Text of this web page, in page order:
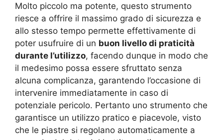
Molto piccolo ma potente, questo strumento
riesce a offrire il massimo grado di sicurezza e
allo stesso tempo permette effettivamente di
poter usufruire di un buon livello di praticità
durante l’utilizzo, facendo dunque in modo che
il medesimo possa essere sfruttato senza
alcuna complicanza, garantendo l’occasione di
intervenire immediatamente in caso di
potenziale pericolo. Pertanto uno strumento che
garantisce un utilizzo pratico e piacevole, visto
che le piastre si regolano automaticamente a